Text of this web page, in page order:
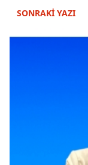
SONRAKİ YAZI